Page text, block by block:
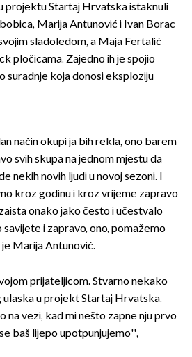
projektu Startaj Hrvatska istaknuli
Marija Antunović i Ivan Borac
sladoledom, a Maja Fertalić
pločicama. Zajedno ih je spojio
suradnje koja donosi eksploziju
način okupi ja bih rekla, ono barem
svih skupa na jednom mjestu da
nekih novih ljudi u novoj sezoni. I
kroz godinu i kroz vrijeme zapravo
onako jako često i učestvalo
i zapravo, ono, pomažemo
Marija Antunović.
prijateljicom. Stvarno nekako
ulaska u projekt Startaj Hrvatska.
na vezi, kad mi nešto zapne nju prvo
baš lijepo upotpunjujemo'',